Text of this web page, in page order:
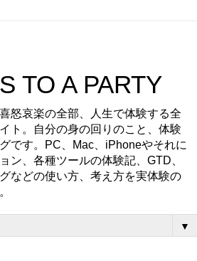
TO A PARTY
怒哀楽の全部、人生で体験する全
ト。自分の身の回りのこと、体験
です。PC、Mac、iPhoneやそれに
ン、各種ツールの体験記、GTD、
などの使い方、考え方を実体験の
▼